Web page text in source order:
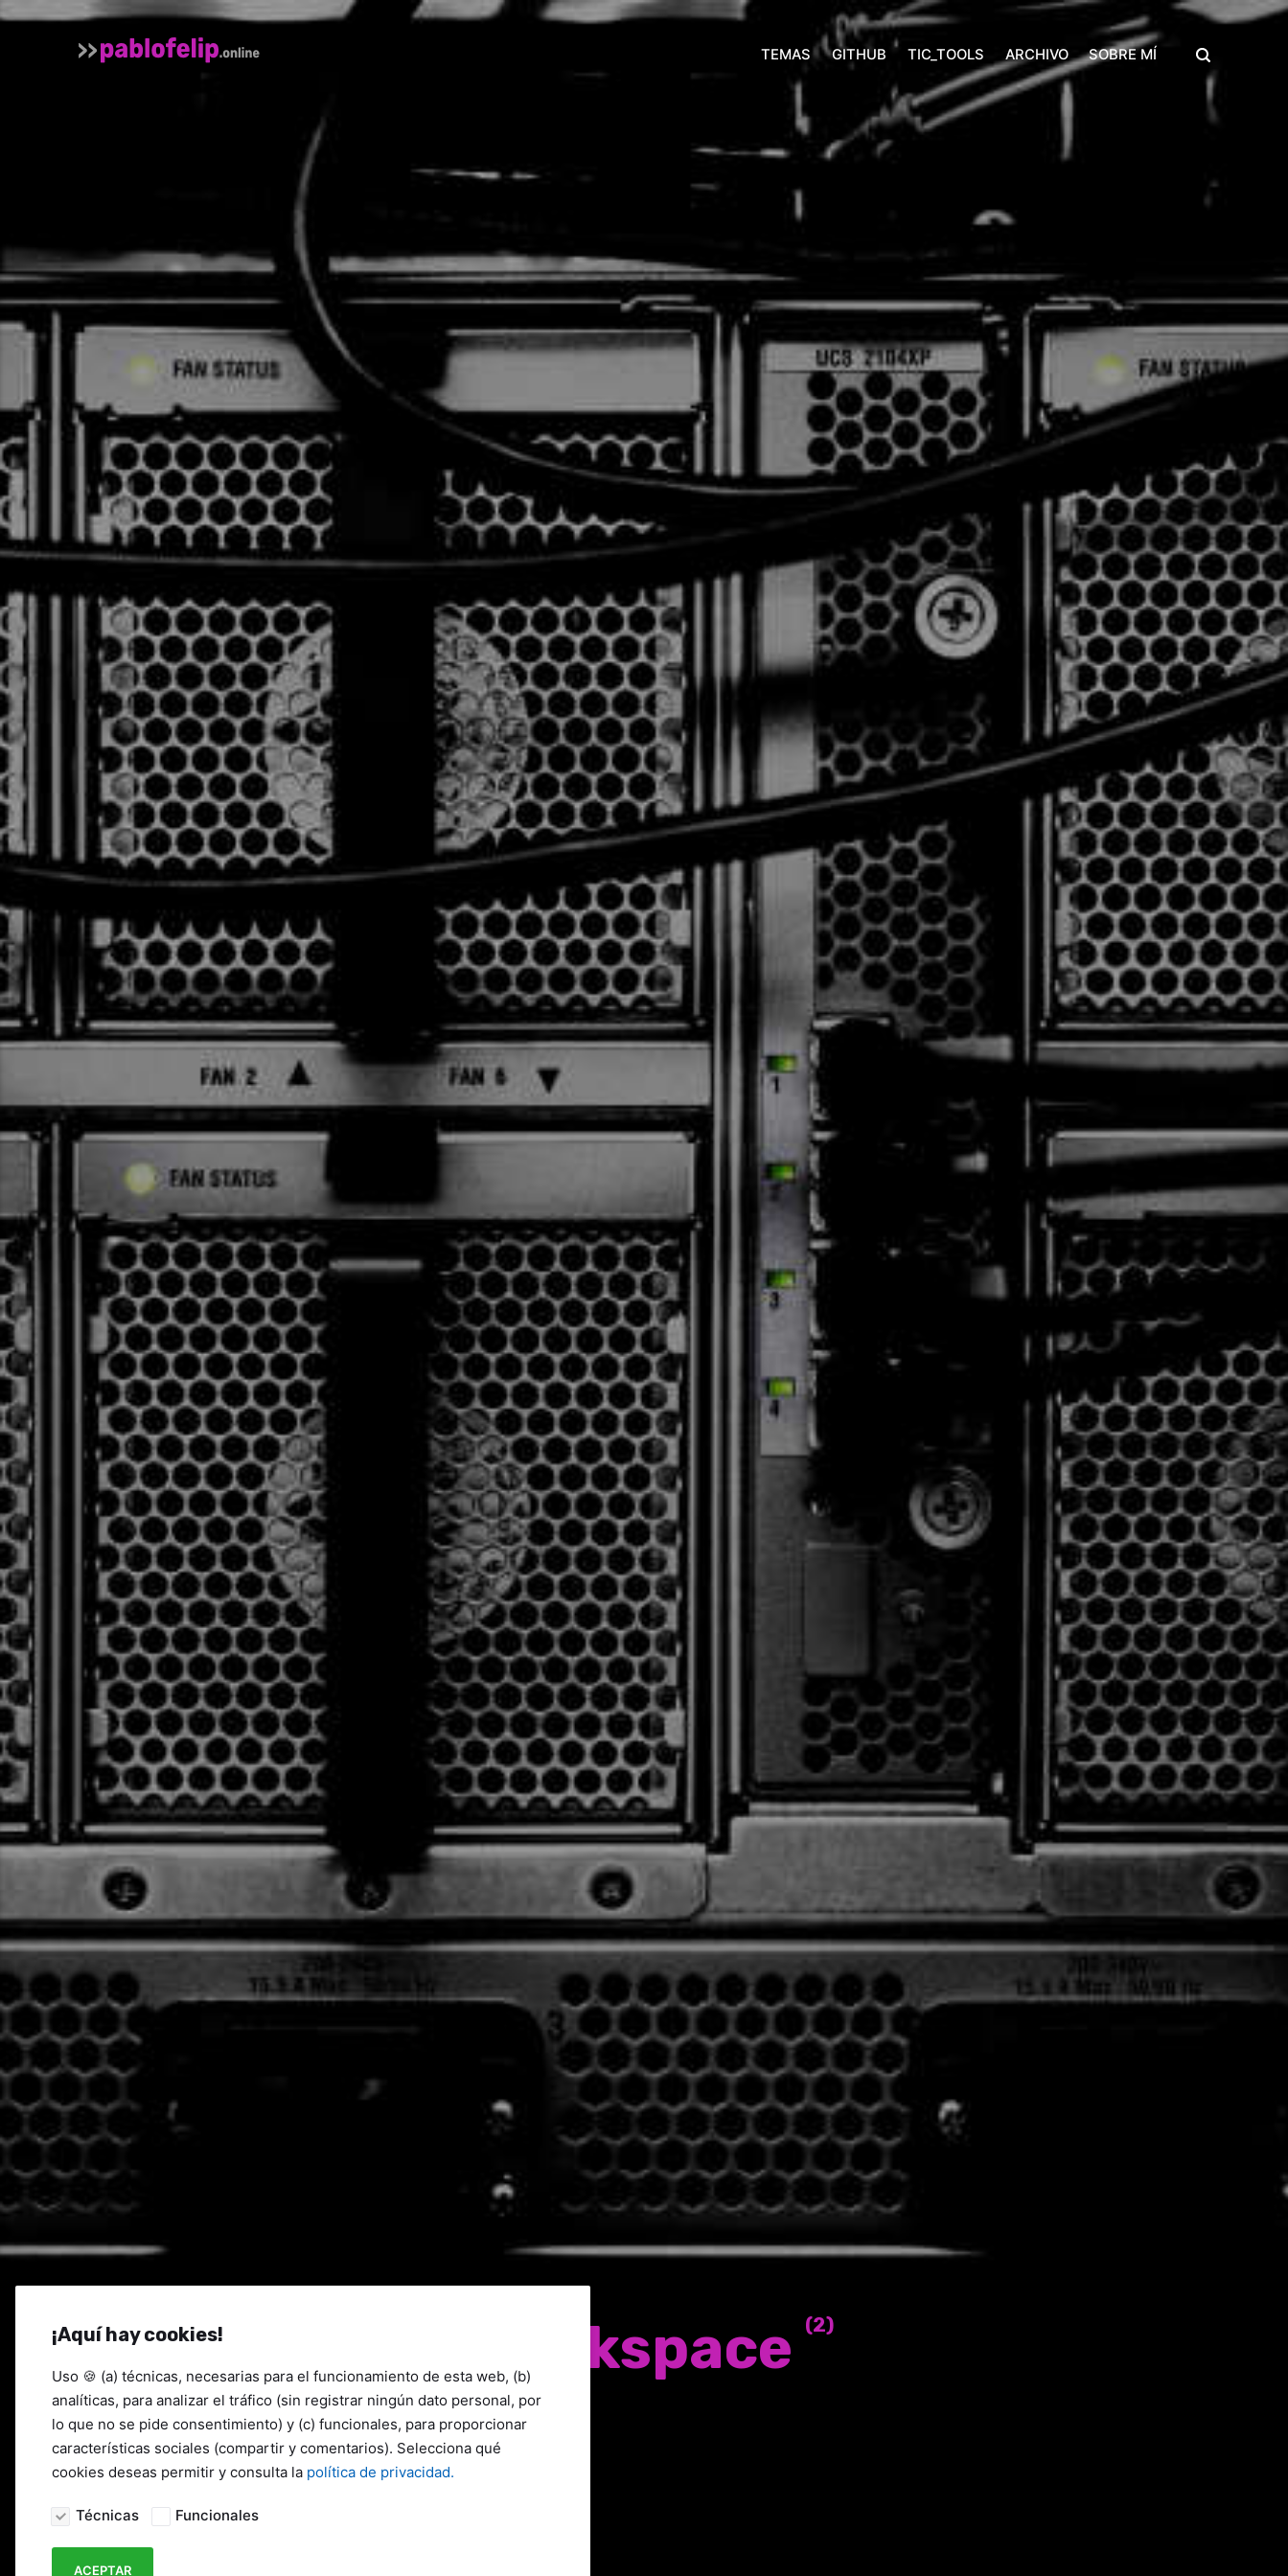
TEMAS GITHUB TIC_TOOLS ARCHIVO SOBRE MÍ
Google Workspace (2)
¡Aquí hay cookies!
Uso 🍪 (a) técnicas, necesarias para el funcionamiento de esta web, (b)
analíticas, para analizar el tráfico (sin registrar ningún dato personal, por
lo que no se pide consentimiento) y (c) funcionales, para proporcionar
características sociales (compartir y comentarios). Selecciona qué
cookies deseas permitir y consulta la política de privacidad.
Técnicas Funcionales
ACEPTAR